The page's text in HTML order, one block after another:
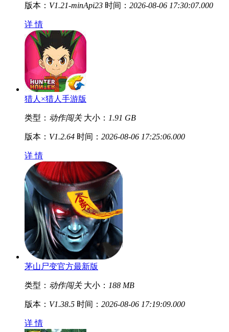
版本： V1.21-minApi23 时间： 2026-08-06 17:30:07.000
详 情
猎人×猎人手游版
类型： 动作闯关 大小： 1.91 GB
版本： V1.2.64 时间： 2026-08-06 17:25:06.000
详 情
茅山尸变官方最新版
类型： 动作闯关 大小： 188 MB
版本： V1.38.5 时间： 2026-08-06 17:19:09.000
详 情